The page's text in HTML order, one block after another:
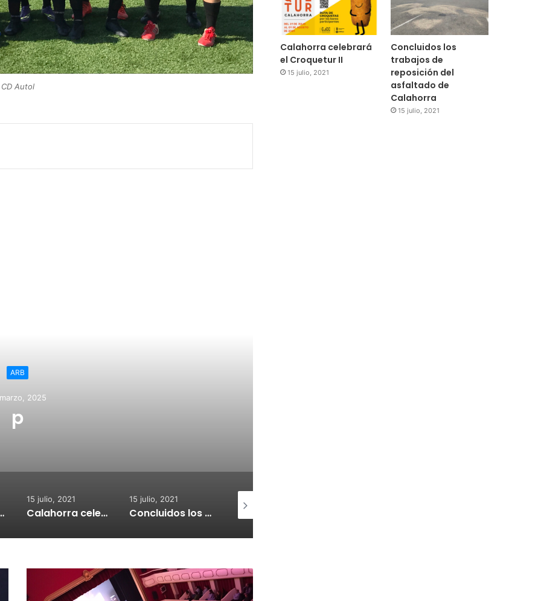
CD Autol
ARB
2025
p
la adquisión de medidores de CO2
15 julio, 2021
Calahorra celebrará el Croquetur II
15 julio, 2021
Concluidos los trabajos de reposición del asfaltado de Calahorra
Calahorra celebrará
el Croquetur II
15 julio, 2021
Concluidos los
trabajos de
reposición del
asfaltado de
Calahorra
15 julio, 2021